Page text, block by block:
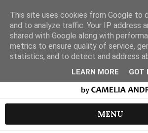
MENU
This site uses cookies from Google to
and to analyze traffic. Your IP address
shared with Google along with
metrics to ensure quality of service,
statistics, and to detect and address
LEARN MORE GOT